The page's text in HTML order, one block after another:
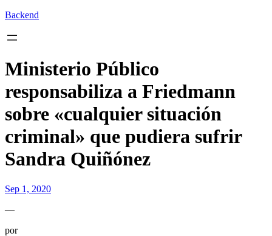
Backend
Ministerio Público
responsabiliza a Friedmann
sobre «cualquier situación
criminal» que pudiera sufrir
Sandra Quiñónez
Sep 1, 2020
—
por